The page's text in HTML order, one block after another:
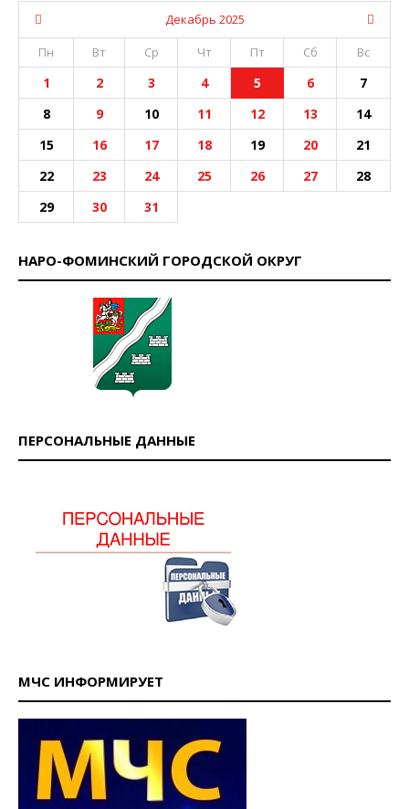
Декабрь 2025
Пн
Вт Ср Чт Пт Сб Вс
1 2 3 4 5 6
7
8
9 10 11 12 13
14
15
16 17 18 19 20
21
22
23 24 25 26 27
28
29
30 31
НАРО-ФОМИНСКИЙ ГОРОДСКОЙ ОКРУГ
ПЕРСОНАЛЬНЫЕ ДАННЫЕ
МЧС ИНФОРМИРУЕТ